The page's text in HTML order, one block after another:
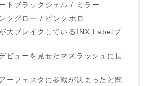
トブラックシェル / ミラー
クグロー / ピンクホロ
大ブレイクしているINX.Labelブ
ビューを見せたマスラッシュに長
ーフェスタに参戦が決まったと聞